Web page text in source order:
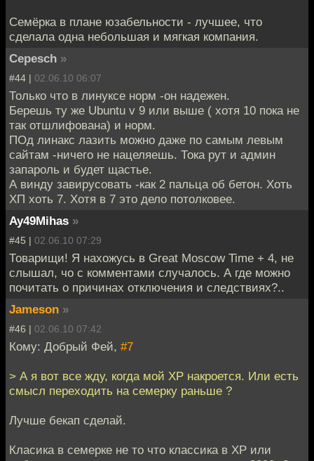
Семёрка в плане юзабельности - лучшее, что
сделала одна небольшая и мягкая компания.
Cepesch »
#44 | 02.06.10 06:07
Только что в линуксе норм -он надежен.
Берешь ту же Ubuntu v 9 или выше ( хотя 10 пока не
так отшлифована) и норм.
ПОд линакс лазить можно даже по самым левым
сайтам -ничего не нацеляешь. Тока рут и админ
запароль и будет щастье.
А винду завирусовать -как 2 пальца об бетон. Хоть
ХП хоть 7. Хотя в 7 это дело потолковее.
Ay49Mihas »
#45 | 02.06.10 07:29
Товарищи! Я нахожусь в Great Moscow Time + 4, не
слышал, чо с комментами случалось. А где можно
почитать о причинах отключения и следствиях?..
Jameson »
#46 | 02.06.10 07:42
Кому: Добрый Фей, #7
> А я вот все жду, когда мой ХР накроется. Или есть
смысл переходить на семерку раньше ?
Лучше бекап сделай.
Класика в семерке не то что классика в XP или